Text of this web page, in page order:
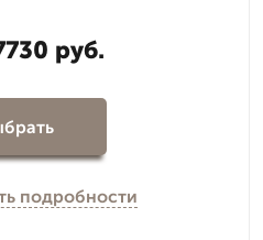
руб.
подробности